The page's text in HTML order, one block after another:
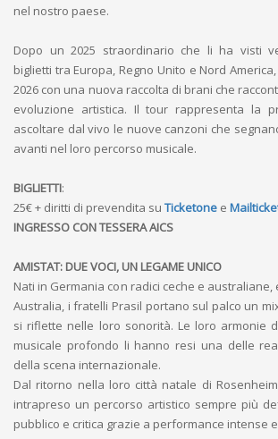
nel nostro paese.
Dopo un 2025 straordinario che li ha visti
biglietti tra Europa, Regno Unito e Nord America,
2026 con una nuova raccolta di brani che
evoluzione artistica. Il tour rappresenta la
ascoltare dal vivo le nuove canzoni che
avanti nel loro percorso musicale.
BIGLIETTI:
25€ + diritti di prevendita su Ticketone e
INGRESSO CON TESSERA AICS
AMISTAT: DUE VOCI, UN LEGAME UNICO
Nati in Germania con radici ceche e australiane,
Australia, i fratelli Prasil portano sul palco un
si riflette nelle loro sonorità. Le loro armonie
musicale profondo li hanno resi una delle
della scena internazionale.
Dal ritorno nella loro città natale di
intrapreso un percorso artistico sempre più
pubblico e critica grazie a performance intense